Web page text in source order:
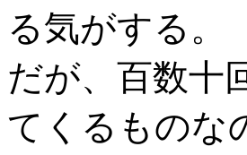
る気がする。
だが、百数十
てくるものな